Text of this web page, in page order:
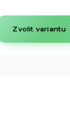
Zvolit variantu